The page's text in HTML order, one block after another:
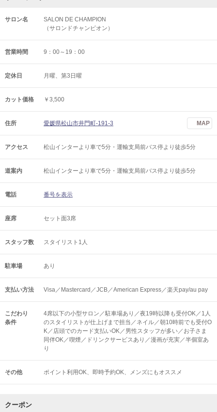
サロン名
SALON DE CHAMPION
（サロンドチャンピオン）
営業時間 9：00～19：00
定休日 月曜、第3日曜
カット価格 ￥3,500
住所 愛媛県松山市井門町‐191‐3 MAP
アクセス 松山インターより車で5分・運輸支局前バス停より徒歩5分
道案内 松山インターより車で5分・運輸支局前バス停より徒歩5分
電話 番号を表示
座席 セット面3席
スタッフ数 スタイリスト1人
駐車場 あり
支払い方法 Visa／Mastercard／JCB／American Express／楽天pay/au pay
こだわり
条件
4席以下の小型サロン／駐車場あり／夜19時以降も受付OK／1人
のスタイリストが仕上げまで担当／ネイル／朝10時前でも受付O
K／店頭でのカード支払いOK／男性スタッフが多い／お子さま
同伴OK／喫煙／ドリンクサービスあり／漫画が充実／半個室あ
り
その他 ポイント利用OK 即時予約OK メンズにもオススメ
クーポン